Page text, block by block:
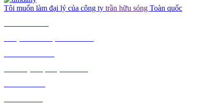
Tôi muốn làm đại lý của công ty trần hữu sóng Toàn quốc